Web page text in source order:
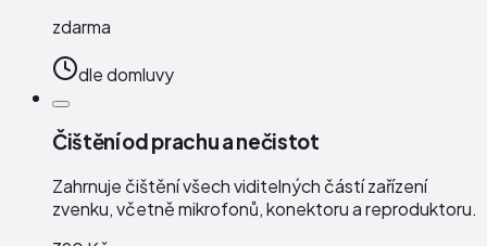
zdarma
dle domluvy
Čištění od prachu a nečistot
Zahrnuje čištění všech viditelných částí zařízení
zvenku, včetně mikrofonů, konektoru a reproduktoru.